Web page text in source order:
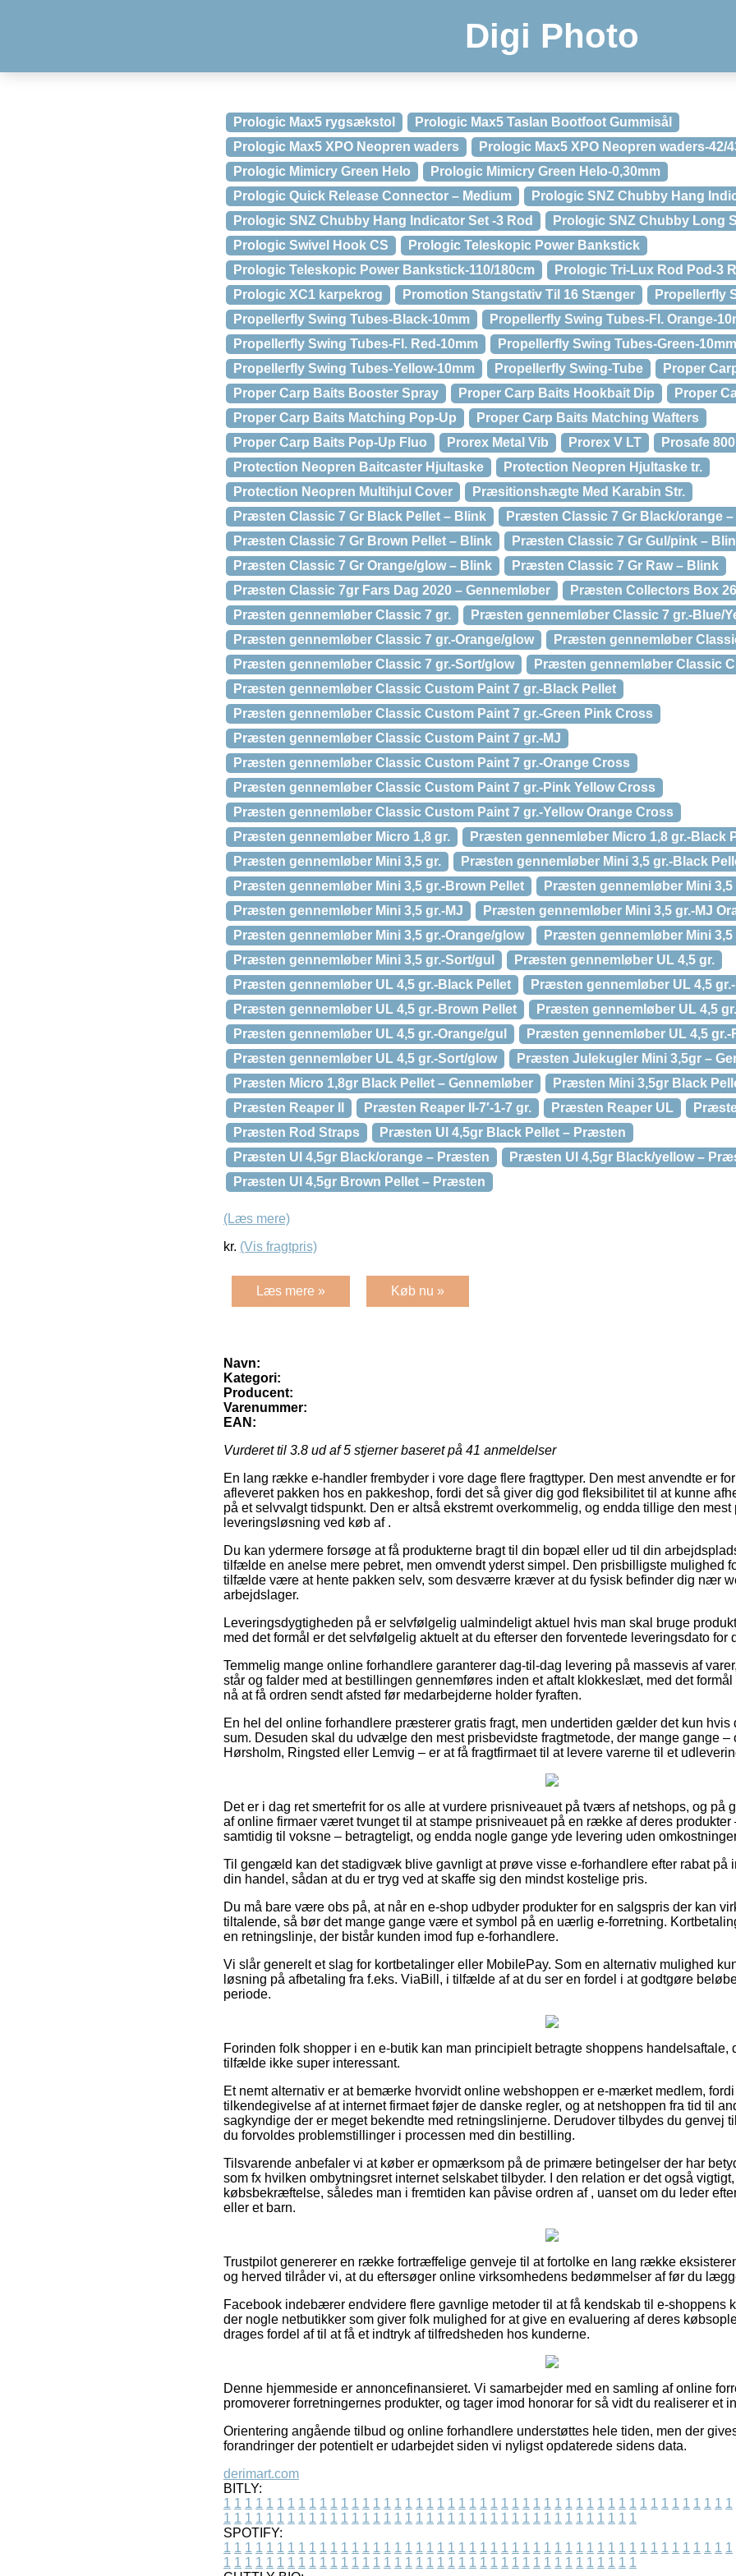
Digi Photo
Prologic Max5 rygsækstol
Prologic Max5 Taslan Bootfoot Gummisål
Prologic Max5 XPO Neopren waders
Prologic Max5 XPO Neopren waders-42/
Prologic Mimicry Green Helo
Prologic Mimicry Green Helo-0,30mm
Prologic Quick Release Connector – Medium
Prologic SNZ Chubby Hang
Prologic SNZ Chubby Hang Indicator Set -3 Rod
Prologic SNZ Chubby Long
Prologic Swivel Hook CS
Prologic Teleskopic Power Bankstick
Prologic Teleskopic Power Bankstick-110/180cm
Prologic Tri-Lux Rod Pod-3
Prologic XC1 karpekrog
Promotion Stangstativ Til 16 Stænger
Propellerfly
Propellerfly Swing Tubes-Black-10mm
Propellerfly Swing Tubes-Fl. Orange-
Propellerfly Swing Tubes-Fl. Red-10mm
Propellerfly Swing Tubes-Green-10mm
Propellerfly Swing Tubes-Yellow-10mm
Propellerfly Swing-Tube
Proper
Proper Carp Baits Booster Spray
Proper Carp Baits Hookbait Dip
Proper
Proper Carp Baits Matching Pop-Up
Proper Carp Baits Matching Wafters
Proper Carp Baits Pop-Up Fluo
Prorex Metal Vib Prorex V LT
Prosafe
Protection Neopren Baitcaster Hjultaske
Protection Neopren Hjultaske tr.
Protection Neopren Multihjul Cover
Præsitionshægte Med Karabin Str.
Præsten Classic 7 Gr Black Pellet – Blink
Præsten Classic 7 Gr Black/orange
Præsten Classic 7 Gr Brown Pellet – Blink
Præsten Classic 7 Gr Gul/pink –
Præsten Classic 7 Gr Orange/glow – Blink
Præsten Classic 7 Gr Raw – Blink
Præsten Classic 7gr Fars Dag 2020 – Gennemløber
Præsten Collectors Box
Præsten gennemløber Classic 7 gr.
Præsten gennemløber Classic 7 gr.-Blue/
Præsten gennemløber Classic 7 gr.-Orange/glow
Præsten gennemløber
Præsten gennemløber Classic 7 gr.-Sort/glow
Præsten gennemløber Classic
Præsten gennemløber Classic Custom Paint 7 gr.-Black Pellet
Præsten gennemløber Classic Custom Paint 7 gr.-Green Pink Cross
Præsten gennemløber Classic Custom Paint 7 gr.-MJ
Præsten gennemløber Classic Custom Paint 7 gr.-Orange Cross
Præsten gennemløber Classic Custom Paint 7 gr.-Pink Yellow Cross
Præsten gennemløber Classic Custom Paint 7 gr.-Yellow Orange Cross
Præsten gennemløber Micro 1,8 gr.
Præsten gennemløber Micro 1,8 gr.-Black
Præsten gennemløber Mini 3,5 gr.
Præsten gennemløber Mini 3,5 gr.-Black
Præsten gennemløber Mini 3,5 gr.-Brown Pellet
Præsten gennemløber Mini 3,5
Præsten gennemløber Mini 3,5 gr.-MJ
Præsten gennemløber Mini 3,5 gr.-MJ
Præsten gennemløber Mini 3,5 gr.-Orange/glow
Præsten gennemløber Mini 3,5
Præsten gennemløber Mini 3,5 gr.-Sort/gul
Præsten gennemløber UL 4,5 gr.
Præsten gennemløber UL 4,5 gr.-Black Pellet
Præsten gennemløber UL 4,5 gr.-
Præsten gennemløber UL 4,5 gr.-Brown Pellet
Præsten gennemløber UL 4,5
Præsten gennemløber UL 4,5 gr.-Orange/gul
Præsten gennemløber UL 4,5 gr.-
Præsten gennemløber UL 4,5 gr.-Sort/glow
Præsten Julekugler Mini 3,5gr –
Præsten Micro 1,8gr Black Pellet – Gennemløber
Præsten Mini 3,5gr Black
Præsten Reaper II
Præsten Reaper II-7′-1-7 gr. Præsten Reaper UL
Præsten Rod Straps
Præsten Ul 4,5gr Black Pellet – Præsten
Præsten Ul 4,5gr Black/orange – Præsten
Præsten Ul 4,5gr Black/yellow –
Præsten Ul 4,5gr Brown Pellet – Præsten
(Læs mere)
kr. (Vis fragtpris)
Læs mere » Køb nu »
Navn:
Kategori:
Producent:
Varenummer:
EAN:
Vurderet til 3.8 ud af 5 stjerner baseret på 41 anmeldelser
En lang række e-handler frembyder i vore dage flere fragttyper. Den mest anvendte er
afleveret pakken hos en pakkeshop, fordi det så giver dig god fleksibilitet til at kunne
på et selvvalgt tidspunkt. Den er altså ekstremt overkommelig, og endda tillige den mest
leveringsløsning ved køb af .
Du kan ydermere forsøge at få produkterne bragt til din bopæl eller ud til din
tilfælde en anelse mere pebret, men omvendt yderst simpel. Den prisbilligste mulighed
tilfælde være at hente pakken selv, som desværre kræver at du fysisk befinder dig nær
arbejdslager.
Leveringsdygtigheden på er selvfølgelig ualmindeligt aktuel hvis man skal bruge
med det formål er det selvfølgelig aktuelt at du efterser den forventede leveringsdato
Temmelig mange online forhandlere garanterer dag-til-dag levering på massevis af
står og falder med at bestillingen gennemføres inden et aftalt klokkeslæt, med det
nå at få ordren sendt afsted før medarbejderne holder fyraften.
En hel del online forhandlere præsterer gratis fragt, men undertiden gælder det kun hvis
sum. Desuden skal du udvælge den mest prisbevidste fragtmetode, der mange gange –
Hørsholm, Ringsted eller Lemvig – er at få fragtfirmaet til at levere varerne til et
Det er i dag ret smertefrit for os alle at vurdere prisniveauet på tværs af netshops, og på
af online firmaer været tvunget til at stampe prisniveauet på en række af deres produkter
samtidig til voksne – betragteligt, og endda nogle gange yde levering uden
Til gengæld kan det stadigvæk blive gavnligt at prøve visse e-forhandlere efter rabat på
din handel, sådan at du er tryg ved at skaffe sig den mindst kostelige pris.
Du må bare være obs på, at når en e-shop udbyder produkter for en salgspris der kan
tiltalende, så bør det mange gange være et symbol på en uærlig e-forretning.
en retningslinje, der bistår kunden imod fup e-forhandlere.
Vi slår generelt et slag for kortbetalinger eller MobilePay. Som en alternativ mulighed
løsning på afbetaling fra f.eks. ViaBill, i tilfælde af at du ser en fordel i at godtgøre
periode.
Forinden folk shopper i en e-butik kan man principielt betragte shoppens handelsaftale,
tilfælde ikke super interessant.
Et nemt alternativ er at bemærke hvorvidt online webshoppen er e-mærket medlem,
tilkendegivelse af at internet firmaet føjer de danske regler, og at netshoppen fra tid til
sagkyndige der er meget bekendte med retningslinjerne. Derudover tilbydes du genvej
du forvoldes problemstillinger i processen med din bestilling.
Tilsvarende anbefaler vi at køber er opmærksom på de primære betingelser der har
som fx hvilken ombytningsret internet selskabet tilbyder. I den relation er det også
købsbekræftelse, således man i fremtiden kan påvise ordren af , uanset om du leder
eller et barn.
Trustpilot genererer en række fortræffelige genveje til at fortolke en lang række
og herved tilråder vi, at du eftersøger online virksomhedens bedømmelser af før du
Facebook indebærer endvidere flere gavnlige metoder til at få kendskab til e-shoppens
der nogle netbutikker som giver folk mulighed for at give en evaluering af deres
drages fordel af til at få et indtryk af tilfredsheden hos kunderne.
Denne hjemmeside er annoncefinansieret. Vi samarbejder med en samling af online
promoverer forretningernes produkter, og tager imod honorar for så vidt du realiserer et
Orientering angående tilbud og online forhandlere understøttes hele tiden, men der
forandringer der potentielt er udarbejdet siden vi nyligst opdaterede sidens data.
derimart.com
BITLY:
1 1 1 1 1 1 1 1 1 1 1 1 1 1 1 1 1 1 1 1 1 1 1 1 1 1 1 1 1 1 1 1 1 1 1 1 1 1 1 1 1 1 1 1 1 1 1 1
1 1 1 1 1 1 1 1 1 1 1 1 1 1 1 1 1 1 1 1 1 1 1 1 1 1 1 1 1 1 1 1 1 1 1 1 1 1 1
SPOTIFY:
1 1 1 1 1 1 1 1 1 1 1 1 1 1 1 1 1 1 1 1 1 1 1 1 1 1 1 1 1 1 1 1 1 1 1 1 1 1 1 1 1 1 1 1 1 1 1 1
1 1 1 1 1 1 1 1 1 1 1 1 1 1 1 1 1 1 1 1 1 1 1 1 1 1 1 1 1 1 1 1 1 1 1 1 1 1 1